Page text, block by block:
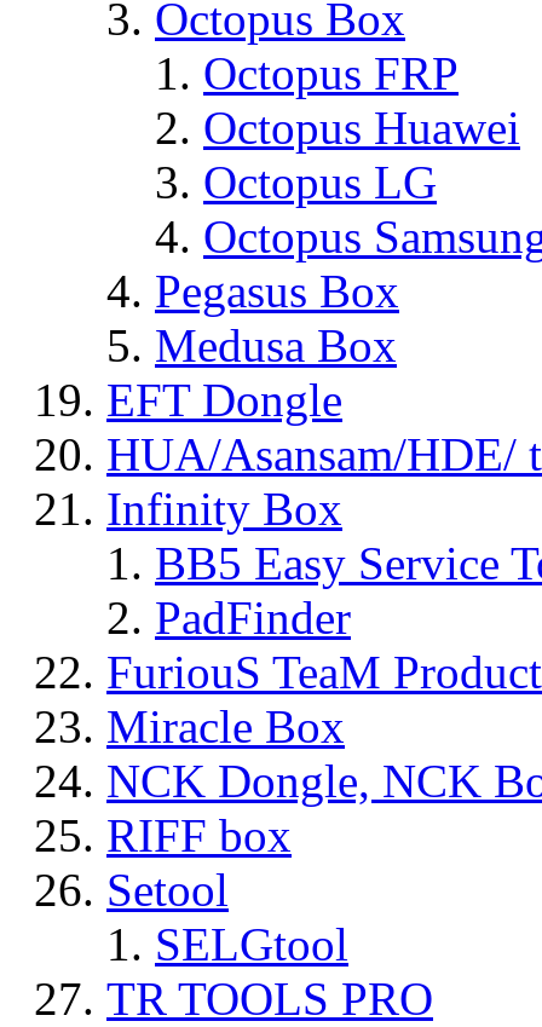
Octopus Box
Octopus FRP
Octopus Huawei
Octopus LG
Octopus
Pegasus Box
Medusa Box
EFT Dongle
HUA/Asansam/HDE/
Infinity Box
BB5 Easy Service
PadFinder
FuriouS TeaM
Miracle Box
NCK Dongle, NCK
RIFF box
Setool
SELGtool
TR TOOLS PRO